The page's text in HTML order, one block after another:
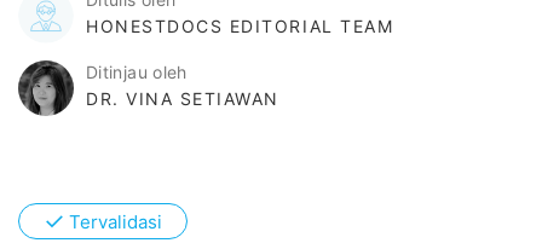
HONESTDOCS EDITORIAL TEAM
Ditinjau oleh
DR. VINA SETIAWAN
✓ Tervalidasi